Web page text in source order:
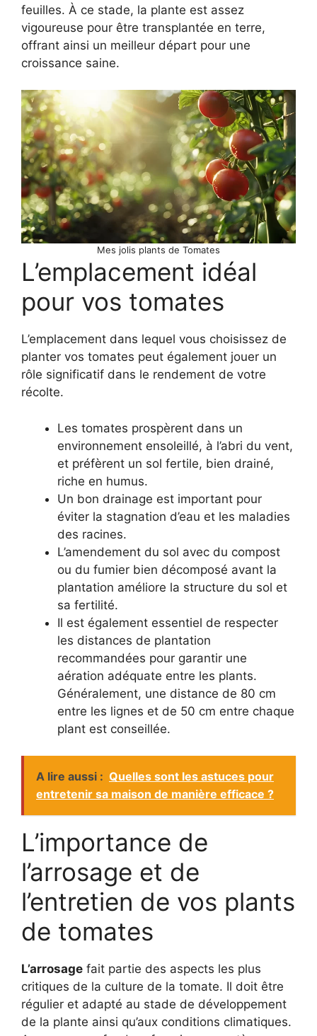
feuilles. À ce stade, la plante est assez
vigoureuse pour être transplantée en terre,
offrant ainsi un meilleur départ pour une
croissance saine.
Mes jolis plants de Tomates
L’emplacement idéal
pour vos tomates
L’emplacement dans lequel vous choisissez de
planter vos tomates peut également jouer un
rôle significatif dans le rendement de votre
récolte.
Les tomates prospèrent dans un
environnement ensoleillé, à l’abri du vent,
et préfèrent un sol fertile, bien drainé,
riche en humus.
Un bon drainage est important pour
éviter la stagnation d’eau et les maladies
des racines.
L’amendement du sol avec du compost
ou du fumier bien décomposé avant la
plantation améliore la structure du sol et
sa fertilité.
Il est également essentiel de respecter
les distances de plantation
recommandées pour garantir une
aération adéquate entre les plants.
Généralement, une distance de 80 cm
entre les lignes et de 50 cm entre chaque
plant est conseillée.
A lire aussi : Quelles sont les astuces pour
entretenir sa maison de manière efficace ?
L’importance de
l’arrosage et de
l’entretien de vos plants
de tomates
L’arrosage fait partie des aspects les plus
critiques de la culture de la tomate. Il doit être
régulier et adapté au stade de développement
de la plante ainsi qu’aux conditions climatiques.